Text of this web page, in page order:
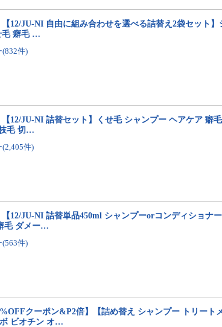
【12/JU-NI 自由に組み合わせを選べる詰替え2袋セット
毛 癖毛 …
(832件)
【12/JU-NI 詰替セット】くせ毛 シャンプー ヘアケア 癖
毛 切…
(2,405件)
【12/JU-NI 詰替単品450ml シャンプーorコンディショナ
毛 ダメー…
(563件)
クーポン&P2倍】【詰め替え シャンプー トリート
ビオチン オ…